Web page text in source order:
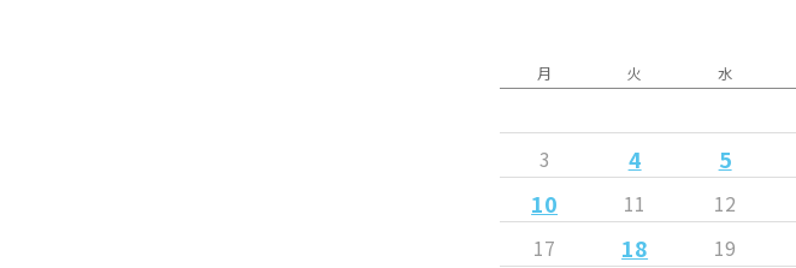
月 火 水
3 4 5
10
11 12
17
18 19